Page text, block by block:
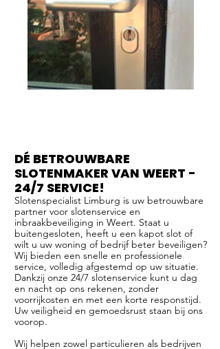
DÉ BETROUWBARE
SLOTENMAKER VAN WEERT -
24/7 SERVICE!
Slotenspecialist Limburg is uw betrouwbare
partner voor slotenservice en
inbraakbeveiliging in Weert. Staat u
buitengesloten, heeft u een kapot slot of
wilt u uw woning of bedrijf beter beveiligen?
Wij bieden een snelle en professionele
service, volledig afgestemd op uw situatie.
Dankzij onze 24/7 slotenservice kunt u dag
en nacht op ons rekenen, zonder
voorrijkosten en met een korte responstijd.
Uw veiligheid en gemoedsrust staan bij ons
voorop.
Wij helpen zowel particulieren als bedrijven